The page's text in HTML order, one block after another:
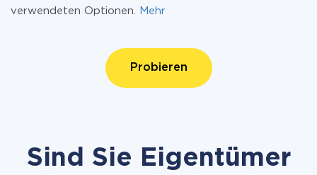
verwendeten Optionen.
Mehr
Probieren
Sind Sie Eigentümer